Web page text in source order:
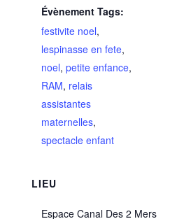
Évènement Tags:
festivite noel,
lespinasse en fete,
noel, petite enfance,
RAM, relais
assistantes
maternelles,
spectacle enfant
LIEU
Espace Canal Des 2 Mers